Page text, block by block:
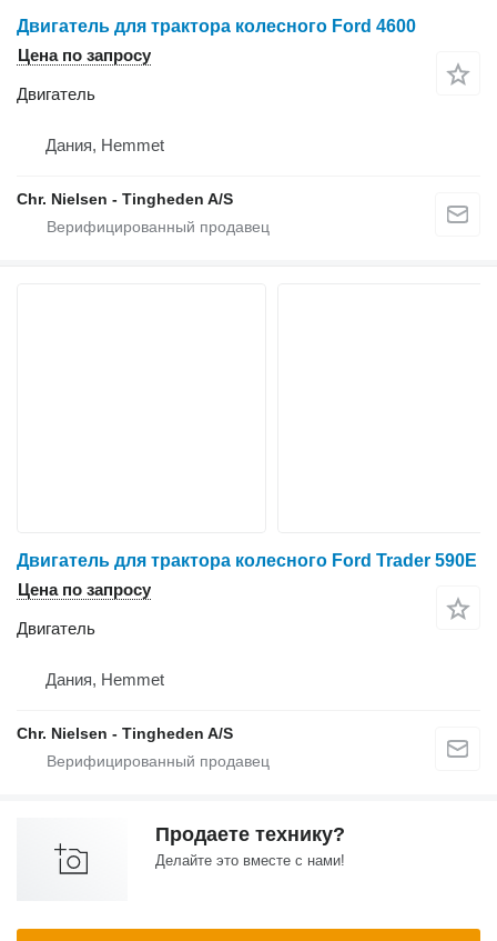
Двигатель для трактора колесного Ford 4600
Цена по запросу
Двигатель
Дания, Hemmet
Chr. Nielsen - Tingheden A/S
Двигатель для трактора колесного Ford Trader 590E
Цена по запросу
Двигатель
Дания, Hemmet
Chr. Nielsen - Tingheden A/S
Продаете технику?
Делайте это вместе с нами!